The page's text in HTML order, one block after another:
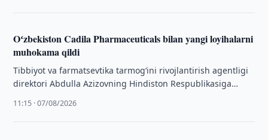
Oʻzbekiston Cadila Pharmaceuticals bilan yangi loyihalarni
muhokama qildi
Tibbiyot va farmatsevtika tarmog‘ini rivojlantirish agentligi
direktori Abdulla Azizovning Hindiston Respublikasiga
farmatsevtika kompaniyalaridan biri — …
11:15 · 07/08/2026